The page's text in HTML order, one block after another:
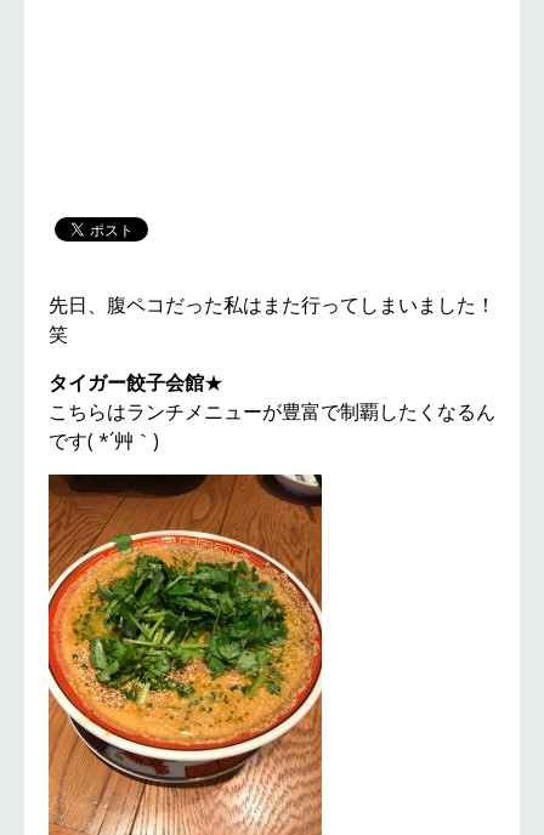
先日、腹ペコだった私はまた行ってしまいました！
笑
タイガー餃子会館★
こちらはランチメニューが豊富で制覇したくなるん
です( *´艸｀)